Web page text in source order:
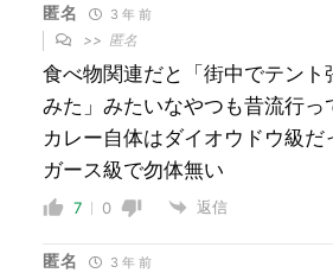
匿名 3 年 前
>> 匿名
食べ物関連だと「街中でテント
みた」みたいなやつも昔流行っ
カレー自体はダイオウドウ級だ
ガース級で勿体無い
7 0 返信
匿名 3 年 前